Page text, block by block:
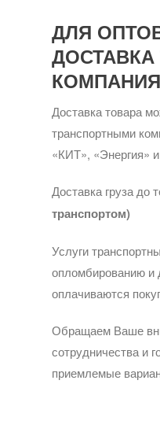
ДЛЯ
Доставка товара
транспортными
«КИТ», «Энергия»
Доставка груза
транспортом)
Услуги
опломбированию и
оплачиваются
Обращаем Ваше
сотрудничества и
приемлемые